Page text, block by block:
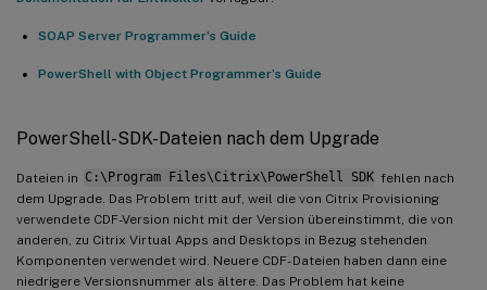
SOAP Server Programmer’s Guide
PowerShell with Object Programmer’s Guide
PowerShell-SDK-Dateien nach dem Upgrade
Dateien in C:\Program Files\Citrix\PowerShell SDK fehlen nach
dem Upgrade. Das Problem tritt auf, weil die von Citrix Provisioning
verwendete CDF-Version nicht mit der Version übereinstimmt, die von
anderen, zu Citrix Virtual Apps and Desktops in Bezug stehenden
Komponenten verwendet wird. Neuere CDF- Dateien haben dann eine
niedrigere Versionsnummer als ältere. Das Problem hat keine